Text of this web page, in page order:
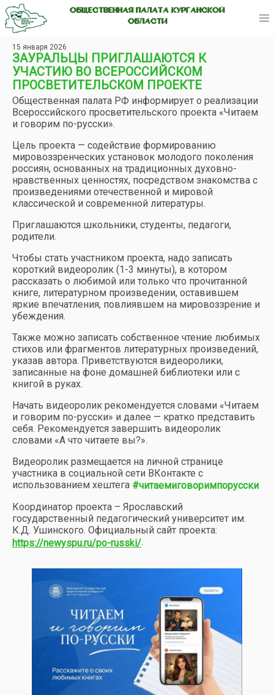
ОБЩЕСТВЕННАЯ ПАЛАТА КУРГАНСКОЙ
ОБЛАСТИ
15 января 2026
ЗАУРАЛЬЦЫ ПРИГЛАШАЮТСЯ К
УЧАСТИЮ ВО ВСЕРОССИЙСКОМ
ПРОСВЕТИТЕЛЬСКОМ ПРОЕКТЕ
Общественная палата РФ информирует о реализации
Всероссийского просветительского проекта «Читаем
и говорим по-русски».
Цель проекта — содействие формированию
мировоззренческих установок молодого поколения
россиян, основанных на традиционных духовно-
нравственных ценностях, посредством знакомства с
произведениями отечественной и мировой
классической и современной литературы.
Приглашаются школьники, студенты, педагоги,
родители.
Чтобы стать участником проекта, надо записать
короткий видеоролик (1-3 минуты), в котором
рассказать о любимой или только что прочитанной
книге, литературном произведении, оставившем
яркие впечатления, повлиявшем на мировоззрение и
убеждения.
Также можно записать собственное чтение любимых
стихов или фрагментов литературных произведений,
указав автора. Приветствуются видеоролики,
записанные на фоне домашней библиотеки или с
книгой в руках.
Начать видеоролик рекомендуется словами «Читаем
и говорим по-русски» и далее — кратко представить
себя. Рекомендуется завершить видеоролик
словами «А что читаете вы?».
Видеоролик размещается на личной странице
участника в социальной сети ВКонтакте с
использованием хештега #читаемиговоримпорусски
Координатор проекта – Ярославский
государственный педагогический университет им.
К.Д. Ушинского. Официальный сайт проекта:
https://newyspu.ru/po-russki/.